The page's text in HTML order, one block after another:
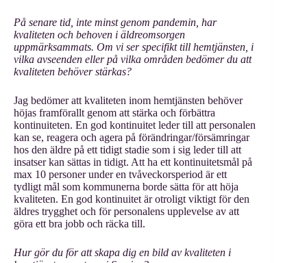
På senare tid, inte minst genom pandemin, har
kvaliteten och behoven i äldreomsorgen
uppmärksammats. Om vi ser specifikt till hemtjänsten, i
vilka avseenden eller på vilka områden bedömer du att
kvaliteten behöver stärkas?
Jag bedömer att kvaliteten inom hemtjänsten behöver
höjas framförallt genom att stärka och förbättra
kontinuiteten. En god kontinuitet leder till att personalen
kan se, reagera och agera på förändringar/försämringar
hos den äldre på ett tidigt stadie som i sig leder till att
insatser kan sättas in tidigt. Att ha ett kontinuitetsmål på
max 10 personer under en tvåveckorsperiod är ett
tydligt mål som kommunerna borde sätta för att höja
kvaliteten. En god kontinuitet är otroligt viktigt för den
äldres trygghet och för personalens upplevelse av att
göra ett bra jobb och räcka till.
Hur gör du för att skapa dig en bild av kvaliteten i